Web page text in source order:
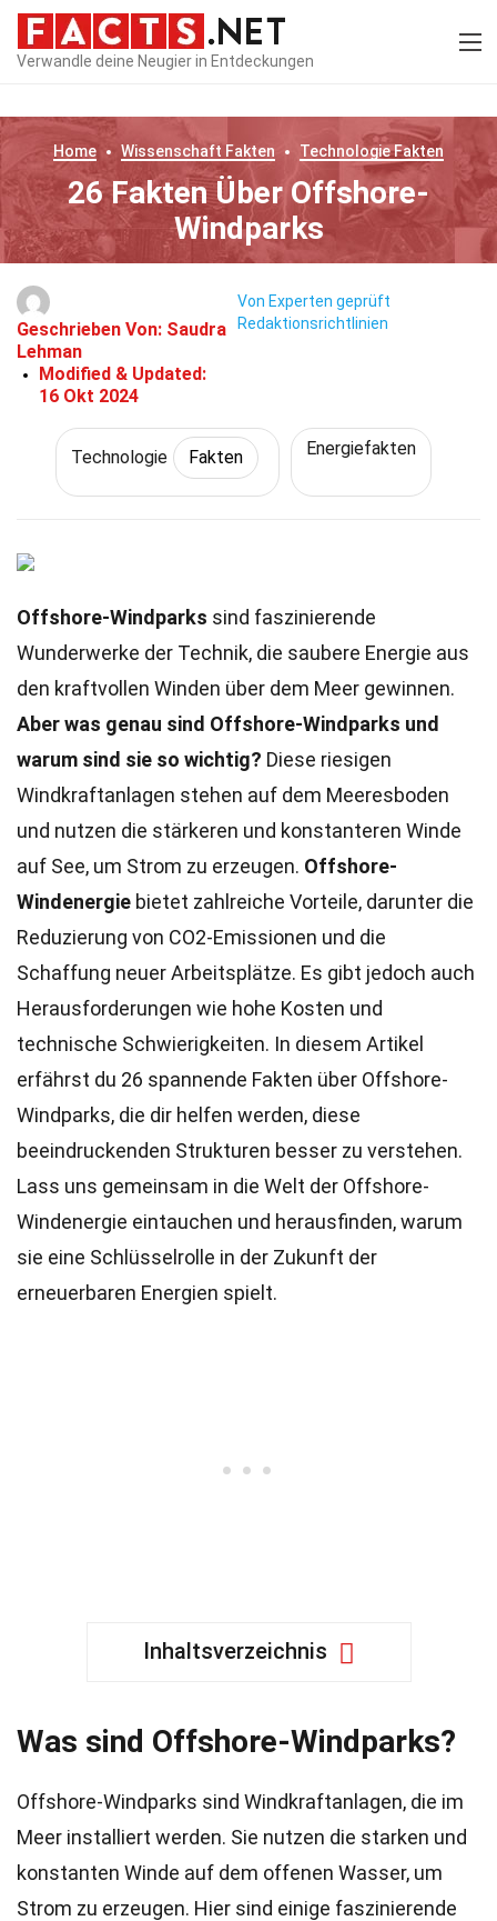
Verwandle deine Neugier in Entdeckungen
Home Wissenschaft Fakten TechnologieFakten
26 Fakten Über Offshore-
Windparks
Geschrieben Von: Saudra
Lehman
Modified & Updated:
16 Okt 2024
Von Experten geprüft
Redaktionsrichtlinien
Technologie Fakten Energiefakten
Offshore-Windparks sind faszinierende
Wunderwerke der Technik, die saubere Energie aus
den kraftvollen Winden über dem Meer gewinnen.
Aber was genau sind Offshore-Windparks und
warum sind sie so wichtig? Diese riesigen
Windkraftanlagen stehen auf dem Meeresboden
und nutzen die stärkeren und konstanteren Winde
auf See, um Strom zu erzeugen. Offshore-
Windenergie bietet zahlreiche Vorteile, darunter die
Reduzierung von CO2-Emissionen und die
Schaffung neuer Arbeitsplätze. Es gibt jedoch auch
Herausforderungen wie hohe Kosten und
technische Schwierigkeiten. In diesem Artikel
erfährst du 26 spannende Fakten über Offshore-
Windparks, die dir helfen werden, diese
beeindruckenden Strukturen besser zu verstehen.
Lass uns gemeinsam in die Welt der Offshore-
Windenergie eintauchen und herausfinden, warum
sie eine Schlüsselrolle in der Zukunft der
erneuerbaren Energien spielt.
Inhaltsverzeichnis
Was sind Offshore-Windparks?
Offshore-Windparks sind Windkraftanlagen, die im
Meer installiert werden. Sie nutzen die starken und
konstanten Winde auf dem offenen Wasser, um
Strom zu erzeugen. Hier sind einige faszinierende